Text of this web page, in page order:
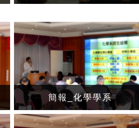
簡報_化學學系